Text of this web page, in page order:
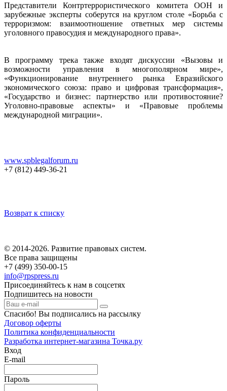
Представители Контртеррористического комитета ООН и
зарубежные эксперты соберутся на круглом столе «Борьба с
терроризмом: взаимоотношение ответных мер системы
уголовного правосудия и международного права».
В программу трека также входят дискуссии «Вызовы и
возможности управления в многополярном мире»,
«Функционирование внутреннего рынка Евразийского
экономического союза: право и цифровая трансформация»,
«Государство и бизнес: партнерство или противостояние?
Уголовно-правовые аспекты» и «Правовые проблемы
международной миграции».
www.spblegalforum.ru
+7 (812) 449-36-21
Возврат к списку
© 2014-2026. Развитие правовых систем.
Все права защищены
+7 (499) 350-00-15
info@rpspress.ru
Присоединяйтесь к нам в соцсетях
Подпишитесь на новости
Спасибо! Вы подписались на рассылку
Договор оферты
Политика конфиденциальности
Разработка интернет-магазина Точка.ру
Вход
E-mail
Пароль